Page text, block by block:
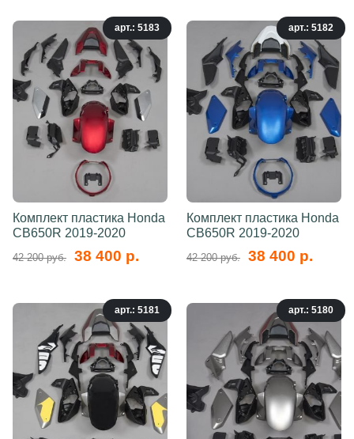
арт.: 5183
Комплект пластика Honda
CB650R 2019-2020
42 200 руб. 38 400 р.
арт.: 5182
Комплект пластика Honda
CB650R 2019-2020
42 200 руб. 38 400 р.
арт.: 5181 арт.: 5180